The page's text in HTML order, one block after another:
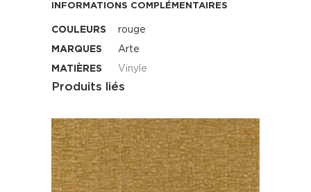
INFORMATIONS COMPLÉMENTAIRES
COULEURS
rouge
MARQUES
Arte
MATIÈRES
Vinyle
Produits liés